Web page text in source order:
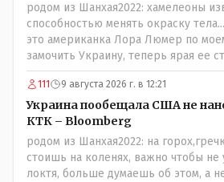
родом из Шанхая2022: хамелеоны
способностью менять окраску
это американка Лора Люмер по
замочить Украину, теперь ярая ее
к Трампу. Ну и западные страны
предоставляли Зеленскому
которые развернулись потом на 180
посмотрев на того, как он не
живешь и многое знаешь о тех, на
просто прагматизм и ничего
встанут под нас и наоборот и все
111 9 августа 2026 г. в 12:21
Украина пообещала США не
КТК – Bloomberg
родом из Шанхая2022: на
стоишь на коленях, важно чтобы не
локтя, больше думаешь об этом, а